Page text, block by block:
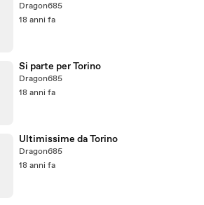
Dragon685
18 anni fa
Si parte per Torino
Dragon685
18 anni fa
Ultimissime da Torino
Dragon685
18 anni fa